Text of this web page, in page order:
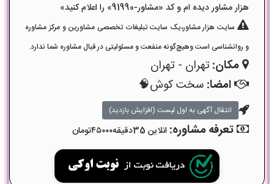
هزار مشاور دیده ام و کد «مشاور-91990» را اعلام کنید»
سایت هزار مشاور،یک سایت تبلیغات تخصصی مشاورین و مرکز مشاوره
و روانشناسی است وهیچ‌گونه منفعت و مسئولیتی در قبال مشاوره شما ندارد.
مکان:تهران - تهران
امضا: سخت کوش🧠
انتقال آگهی به اول لیست (افزایش بازدید)
تعرفه مشاوره: انلاین 35دقیقه۴۵۰۰۰تومان